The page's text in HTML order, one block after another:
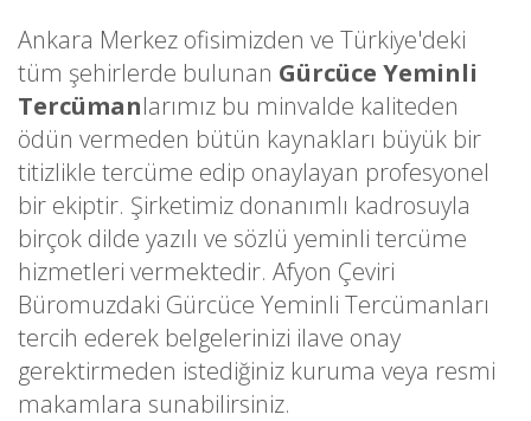
Ankara Merkez ofisimizden ve Türkiye'deki
tüm şehirlerde bulunan Gürcüce Yeminli
Tercümanlarımız bu minvalde kaliteden
ödün vermeden bütün kaynakları büyük bir
titizlikle tercüme edip onaylayan profesyonel
bir ekiptir. Şirketimiz donanımlı kadrosuyla
birçok dilde yazılı ve sözlü yeminli tercüme
hizmetleri vermektedir. Afyon Çeviri
Büromuzdaki Gürcüce Yeminli Tercümanları
tercih ederek belgelerinizi ilave onay
gerektirmeden istediğiniz kuruma veya resmi
makamlara sunabilirsiniz.